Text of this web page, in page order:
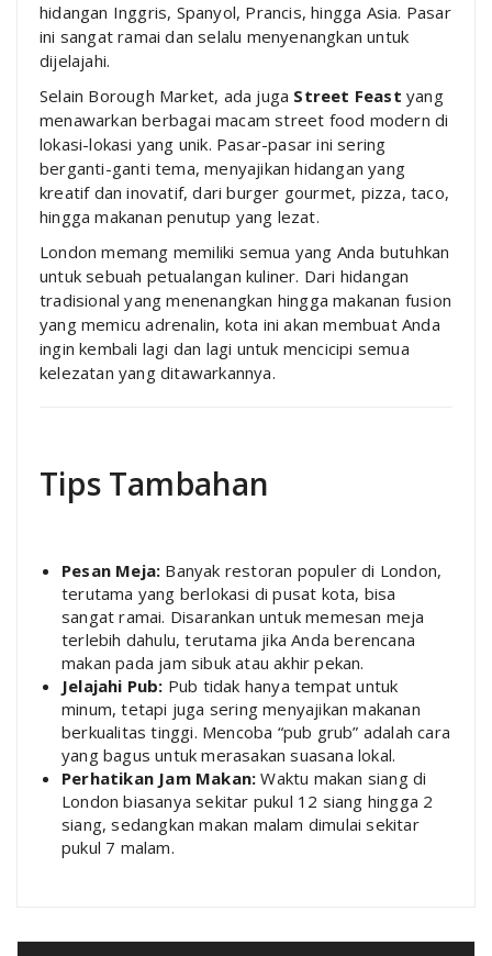
hidangan Inggris, Spanyol, Prancis, hingga Asia. Pasar
ini sangat ramai dan selalu menyenangkan untuk
dijelajahi.
Selain Borough Market, ada juga Street Feast yang
menawarkan berbagai macam street food modern di
lokasi-lokasi yang unik. Pasar-pasar ini sering
berganti-ganti tema, menyajikan hidangan yang
kreatif dan inovatif, dari burger gourmet, pizza, taco,
hingga makanan penutup yang lezat.
London memang memiliki semua yang Anda butuhkan
untuk sebuah petualangan kuliner. Dari hidangan
tradisional yang menenangkan hingga makanan fusion
yang memicu adrenalin, kota ini akan membuat Anda
ingin kembali lagi dan lagi untuk mencicipi semua
kelezatan yang ditawarkannya.
Tips Tambahan
Pesan Meja: Banyak restoran populer di London,
terutama yang berlokasi di pusat kota, bisa
sangat ramai. Disarankan untuk memesan meja
terlebih dahulu, terutama jika Anda berencana
makan pada jam sibuk atau akhir pekan.
Jelajahi Pub: Pub tidak hanya tempat untuk
minum, tetapi juga sering menyajikan makanan
berkualitas tinggi. Mencoba “pub grub” adalah cara
yang bagus untuk merasakan suasana lokal.
Perhatikan Jam Makan: Waktu makan siang di
London biasanya sekitar pukul 12 siang hingga 2
siang, sedangkan makan malam dimulai sekitar
pukul 7 malam.